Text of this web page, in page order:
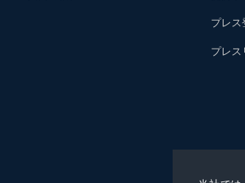
プレス
プレス